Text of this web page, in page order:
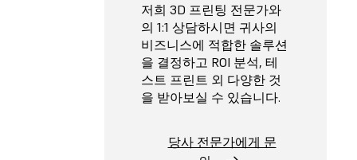
저희 3D 프린팅 전문가와
의 1:1 상담하시면 귀사의
비즈니스에 적합한 솔루션
을 결정하고 ROI 분석, 테
스트 프린트 외 다양한 것
을 받아보실 수 있습니다.
당사 전문가에게 문